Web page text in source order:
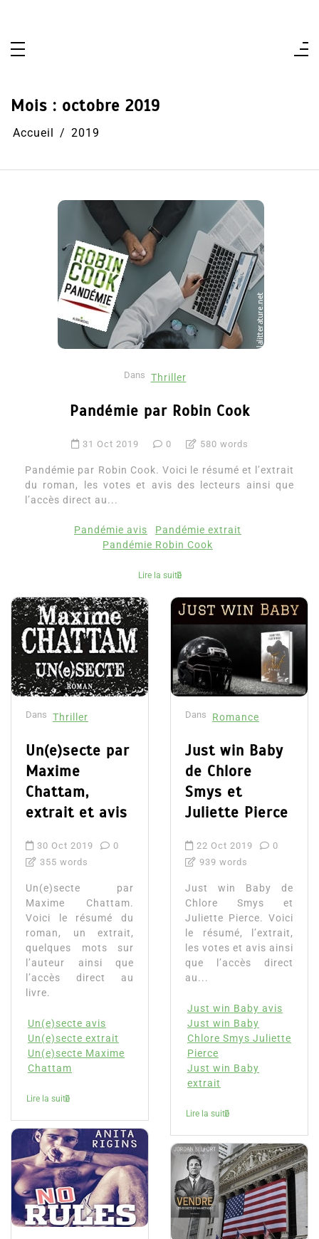
Mois : octobre 2019
Accueil 2019
Dans Thriller
Pandémie par Robin Cook
31 Oct 2019 0 580 words
Pandémie par Robin Cook. Voici le résumé et l’extrait
du roman, les votes et avis des lecteurs ainsi que
l’accès direct au...
Pandémie avis
Pandémie extrait
Pandémie Robin Cook
Lire la suite
Dans Thriller
Un(e)secte par
Maxime
Chattam,
extrait et avis
30 Oct 2019
0
355 words
Un(e)secte par
Maxime Chattam.
Voici le résumé du
roman, un extrait,
quelques mots sur
l’auteur ainsi que
l’accès direct au
livre.
Un(e)secte avis
Un(e)secte extrait
Un(e)secte Maxime
Chattam
Lire la suite
Dans Romance
Just win Baby
de Chlore
Smys et
Juliette Pierce
22 Oct 2019
0
939 words
Just win Baby de
Chlore Smys et
Juliette Pierce. Voici
le résumé, l’extrait,
les votes et avis ainsi
que l’accès direct
au...
Just win Baby avis
Just win Baby
Chlore Smys Juliette
Pierce
Just win Baby
extrait
Lire la suite